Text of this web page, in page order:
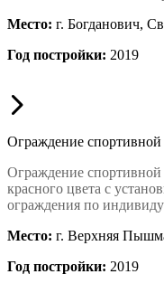
Место: г. Богданович,
Год постройки: 2019
Ограждение
Ограждение
красного цвета с
ограждения по
Место: г. Верхняя
Год постройки: 2019